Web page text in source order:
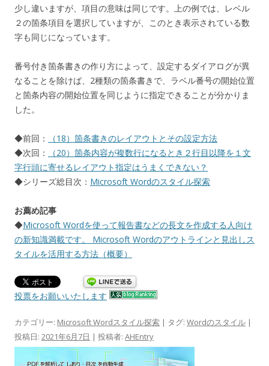
少し違いますが、項目の意味は同じです。上の例では、レベル
２の箇条項目を選択していますが、このとき表示されている数
字も同じになっています。
番号付き箇条書きの作り方によって、設定するダイアログが異
なることを除けば、2種類の箇条書きで、ラベル番号の開始位置
と箇条内容の開始位置を同じように指定できることが分かりま
した。
◆前回：
（18）箇条書きのレイアウトとその設定方法
◆次回：
（20）箇条内容が複数行になるとき２行目以降を１文
字行頭に寄せるレイアウト指定はうまくできない？
◆シリーズ総目次： Microsoft Wordのスタイル探索
お薦め記事
◆Microsoft Wordを使って報告書などの長文を作成する人向け
の新知識満載です。 Microsoft Wordのアウトラインと見出しス
タイルを活用する方法（概要）
投票をお願いいたします
カテゴリー: Microsoft Wordスタイル探索 | タグ: Wordのスタイル |
投稿日: 2021年6月7日 | 投稿者: AHEntry